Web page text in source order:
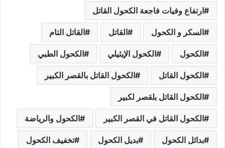
ارتفاع وفيات فاجعة الكحول القاتل
السكر و الكحول القاتل القاتل التام
الكحول الكحول الإيثيلي الكحول الطبي
الكحول القاتل الكحول القاتل بالقصر الكبير
الكحول القاتل بلقصر لكبير
الكحول القاتل في القصر الكبير الكحول والرياضة
بدائل الكحول بديل الكحول تخفيف الكحول